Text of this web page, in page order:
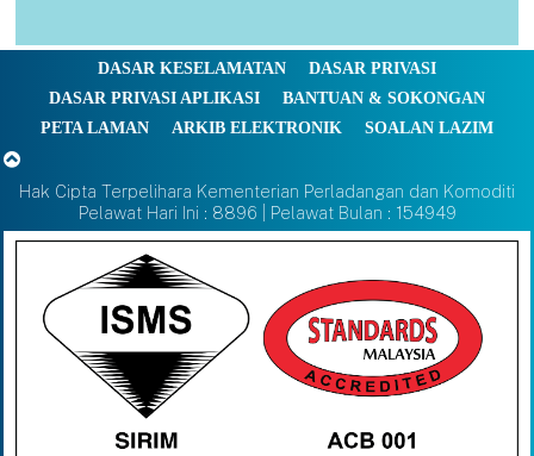
DASAR KESELAMATAN
DASAR PRIVASI
DASAR PRIVASI APLIKASI
BANTUAN & SOKONGAN
PETA LAMAN
ARKIB ELEKTRONIK SOALAN LAZIM
Hak Cipta Terpelihara Kementerian Perladangan dan Komoditi
Pelawat Hari Ini : 8896 | Pelawat Bulan : 154949